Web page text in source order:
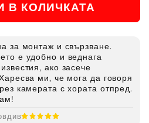
В КОЛИЧКАТА
за монтаж и свързване.
е удобно и веднага
ако засече
ми, че мога да говоря
камерата с хората отпред.